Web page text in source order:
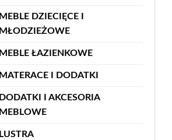
MEBLE DZIECIĘCE I
MŁODZIEŻOWE
MEBLE ŁAZIENKOWE
MATERACE I DODATKI
DODATKI I AKCESORIA
MEBLOWE
LUSTRA